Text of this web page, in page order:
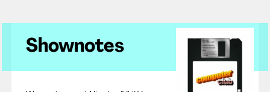
Shownotes